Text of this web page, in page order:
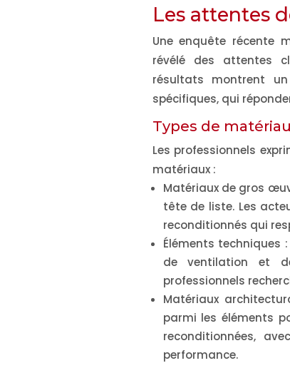
Les attentes
Une enquête récente
révélé des attentes
résultats montrent
spécifiques, qui
Types de
Les professionnels
matériaux :
Matériaux de gros
tête de liste. Les
reconditionnés qui
Éléments techniques
de ventilation et
professionnels
Matériaux
parmi les éléments
reconditionnées,
performance.